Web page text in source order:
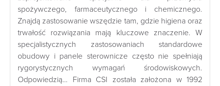
spożywczego, farmaceutycznego i chemicznego.
Znajdą zastosowanie wszędzie tam, gdzie higiena oraz
trwałość rozwiązania mają kluczowe znaczenie. W
specjalistycznych zastosowaniach standardowe
obudowy i panele sterownicze często nie spełniają
rygorystycznych wymagań środowiskowych.
Odpowiedzią… Firma CSI została założona w 1992